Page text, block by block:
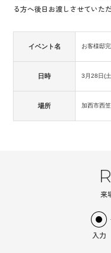
る方へ後日お渡しさせていた
イベント名 お客様邸
日時 3月28日(
場所 加西市西
来